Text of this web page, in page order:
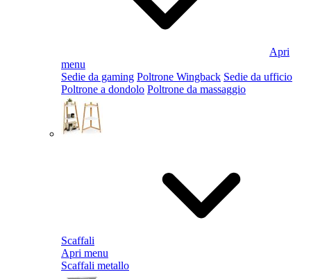
Apri
menu
Sedie da gaming Poltrone Wingback Sedie da ufficio
Poltrone a dondolo Poltrone da massaggio
Scaffali
Apri menu
Scaffali metallo